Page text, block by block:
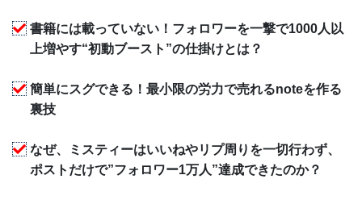
書籍には載っていない！フォロワーを一撃で1000人以
上増やす“初動ブースト”の仕掛けとは？
簡単にスグできる！最小限の労力で売れるnoteを作る
裏技
なぜ、ミスティーはいいねやリプ周りを一切行わず、
ポストだけで”フォロワー1万人”達成できたのか？